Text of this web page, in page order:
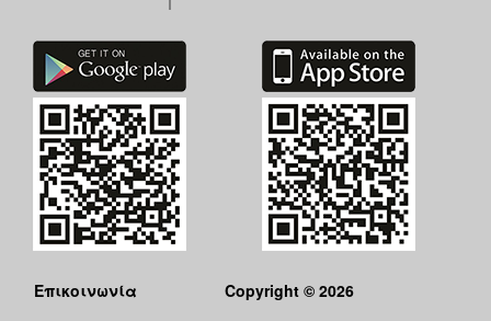
Επικοινωνία
Copyright © 2026